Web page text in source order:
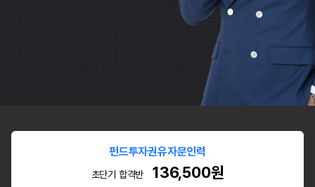
펀드투자권유자문인력
초단기 합격반 136,500원